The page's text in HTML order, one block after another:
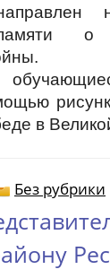
о
в
Без рубрики